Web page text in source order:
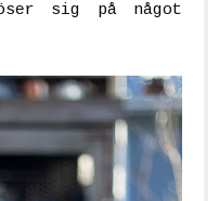
sig på något